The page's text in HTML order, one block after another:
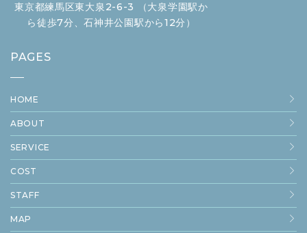
東京都練馬区東大泉2-6-3 （大泉学園駅か
ら徒歩7分、石神井公園駅から12分）
PAGES
HOME
ABOUT
SERVICE
COST
STAFF
MAP